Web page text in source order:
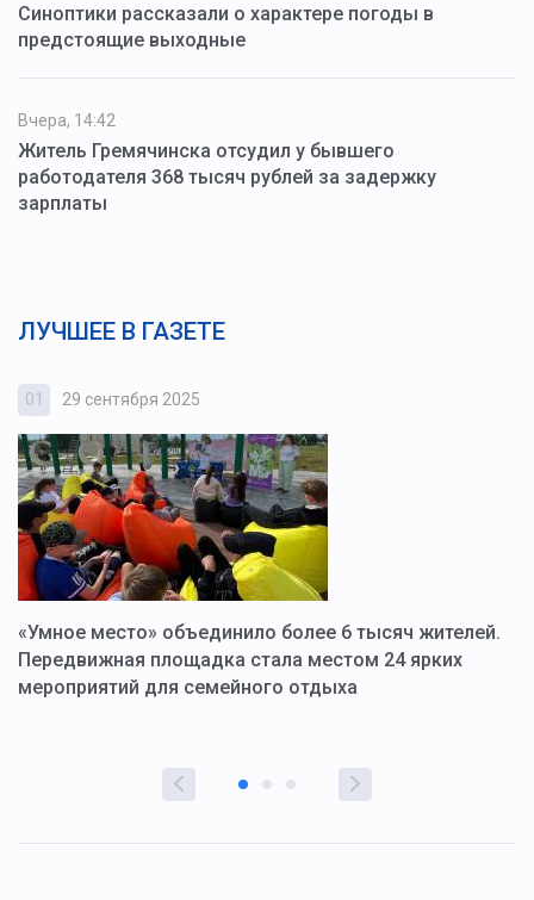
Синоптики рассказали о характере погоды в
предстоящие выходные
Вчера, 14:42
Житель Гремячинска отсудил у бывшего
работодателя 368 тысяч рублей за задержку
зарплаты
ЛУЧШЕЕ В ГАЗЕТЕ
01 29 сентября 2025
«Умное место» объединило более 6 тысяч жителей.
Передвижная площадка стала местом 24 ярких
мероприятий для семейного отдыха